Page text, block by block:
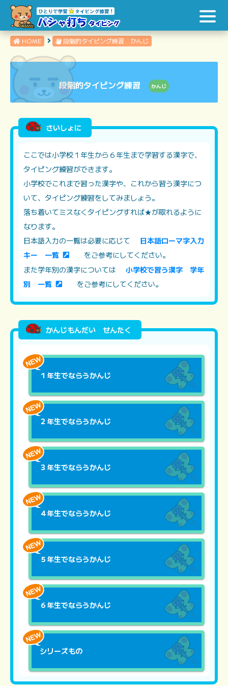
HOME 段階的タイピング練習 かんじ
段階的タイピング練習 かんじ
さいしょに
ここでは小学校１年生から６年生まで学習する漢字で、
タイピング練習ができます。
小学校でこれまで習った漢字や、これから習う漢字につ
いて、タイピング練習をしてみましょう。
落ち着いてミスなくタイピングすれば★が取れるように
なります。
日本語入力の一覧は必要に応じて
日本語ローマ字入力
キー 一覧
をご参考にしてください。
また学年別の漢字については
小学校で習う漢字 学年
別 一覧
をご参考にしてください。
かんじもんだい せんたく
１年生でならうかんじ
２年生でならうかんじ
３年生でならうかんじ
４年生でならうかんじ
５年生でならうかんじ
６年生でならうかんじ
シリーズもの